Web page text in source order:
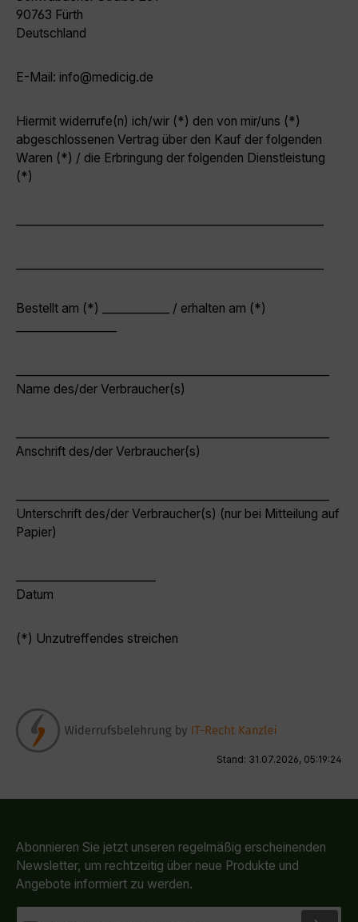
90763 Fürth
Deutschland
E-Mail: info@medicig.de
Hiermit widerrufe(n) ich/wir (*) den von mir/uns (*)
abgeschlossenen Vertrag über den Kauf der folgenden
Waren (*) / die Erbringung der folgenden Dienstleistung
(*)
Bestellt am (*) ____________ / erhalten am (*)
Name des/der Verbraucher(s)
Anschrift des/der Verbraucher(s)
Unterschrift des/der Verbraucher(s) (nur bei Mitteilung auf
Papier)
Datum
(*) Unzutreffendes streichen
Stand: 31.07.2026, 05:19:24
Abonnieren Sie jetzt unseren regelmäßig erscheinenden
Newsletter, um rechtzeitig über neue Produkte und
Angebote informiert zu werden.